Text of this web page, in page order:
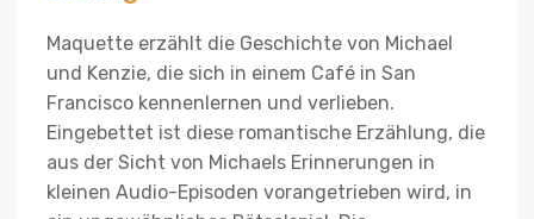
Maquette erzählt die Geschichte von Michael
und Kenzie, die sich in einem Café in San
Francisco kennenlernen und verlieben.
Eingebettet ist diese romantische Erzählung, die
aus der Sicht von Michaels Erinnerungen in
kleinen Audio-Episoden vorangetrieben wird, in